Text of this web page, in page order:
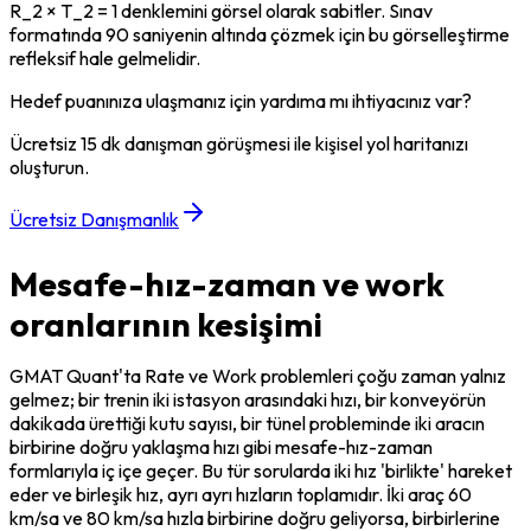
R_2 × T_2 = 1 denklemini görsel olarak sabitler. Sınav
formatında 90 saniyenin altında çözmek için bu görselleştirme
refleksif hale gelmelidir.
Hedef puanınıza ulaşmanız için yardıma mı ihtiyacınız var?
Ücretsiz 15 dk danışman görüşmesi ile kişisel yol haritanızı
oluşturun.
Ücretsiz Danışmanlık
Mesafe-hız-zaman ve work
oranlarının kesişimi
GMAT Quant'ta Rate ve Work problemleri çoğu zaman yalnız
gelmez; bir trenin iki istasyon arasındaki hızı, bir konveyörün
dakikada ürettiği kutu sayısı, bir tünel probleminde iki aracın
birbirine doğru yaklaşma hızı gibi mesafe-hız-zaman
formlarıyla iç içe geçer. Bu tür sorularda iki hız 'birlikte' hareket
eder ve birleşik hız, ayrı ayrı hızların toplamıdır. İki araç 60
km/sa ve 80 km/sa hızla birbirine doğru geliyorsa, birbirlerine